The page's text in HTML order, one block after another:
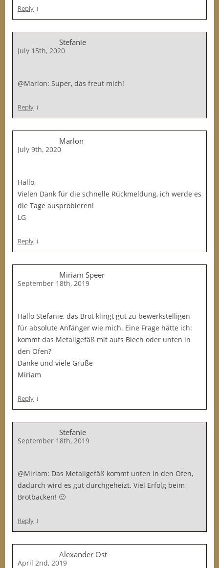
Reply ↓
Stefanie
July 15th, 2020
@Marlon: Super, das freut mich!
Reply ↓
Marlon
July 9th, 2020
Hallo,
Vielen Dank für die schnelle Rückmeldung, ich werde es
die Tage ausprobieren!
LG
Reply ↓
Miriam Speer
September 18th, 2019
Hallo Stefanie, das Brot klingt gut zu bewerkstelligen
für absolute Anfänger wie mich. Eine Frage hätte ich:
kommt das Metallgefäß mit aufs Blech oder unten in
den Ofen?
Danke und viele Grüße
Miriam
Reply ↓
Stefanie
September 18th, 2019
@Miriam: Das Metallgefäß kommt unten in den Ofen,
dadurch wird es gut durchgeheizt. Viel Erfolg beim
Brotbacken! 🙂
Reply ↓
Alexander Ost
April 2nd, 2019